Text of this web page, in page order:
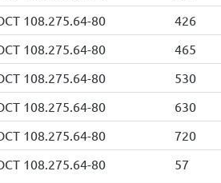
108.275.64-80
426
108.275.64-80
465
108.275.64-80
530
108.275.64-80
630
108.275.64-80
720
108.275.64-80
57